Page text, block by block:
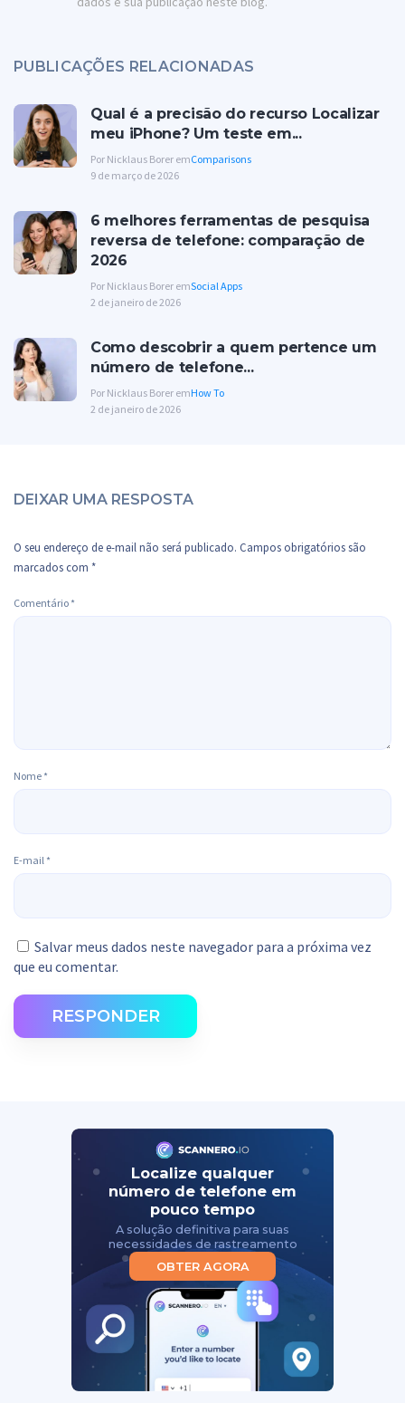
PUBLICAÇÕES RELACIONADAS
Qual é a precisão do recurso Localizar
meu iPhone? Um teste em...
Por Nicklaus Borer emComparisons
9 de março de 2026
6 melhores ferramentas de pesquisa
reversa de telefone: comparação de
2026
Por Nicklaus Borer emSocial Apps
2 de janeiro de 2026
Como descobrir a quem pertence um
número de telefone...
Por Nicklaus Borer emHow To
2 de janeiro de 2026
DEIXAR UMA RESPOSTA
O seu endereço de e-mail não será publicado. Campos obrigatórios são
marcados com *
Comentário *
Nome *
E-mail *
Salvar meus dados neste navegador para a próxima vez
que eu comentar.
RESPONDER
Localize qualquer
número de telefone em
pouco tempo
A solução definitiva para suas
necessidades de rastreamento
OBTER AGORA